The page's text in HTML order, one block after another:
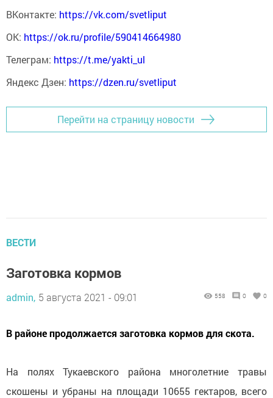
ВКонтакте: https://vk.com/svetliput
ОК: https://ok.ru/profile/590414664980
Телеграм: https://t.me/yakti_ul
Яндекс Дзен: https://dzen.ru/svetliput
Перейти на страницу новости
ВЕСТИ
Заготовка кормов
admin, 5 августа 2021 - 09:01 558 0 0
В районе продолжается заготовка кормов для скота.
На полях Тукаевского района многолетние травы
скошены и убраны на площади 10655 гектаров, всего